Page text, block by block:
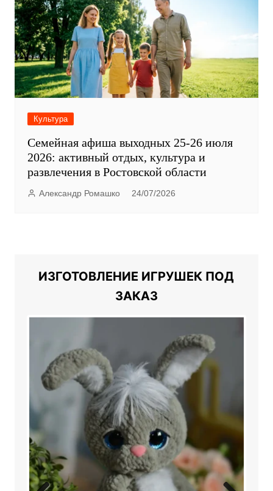
Культура
Семейная афиша выходных 25-26 июля
2026: активный отдых, культура и
развлечения в Ростовской области
Александр Ромашко 24/07/2026
ИЗГОТОВЛЕНИЕ ИГРУШЕК ПОД
ЗАКАЗ